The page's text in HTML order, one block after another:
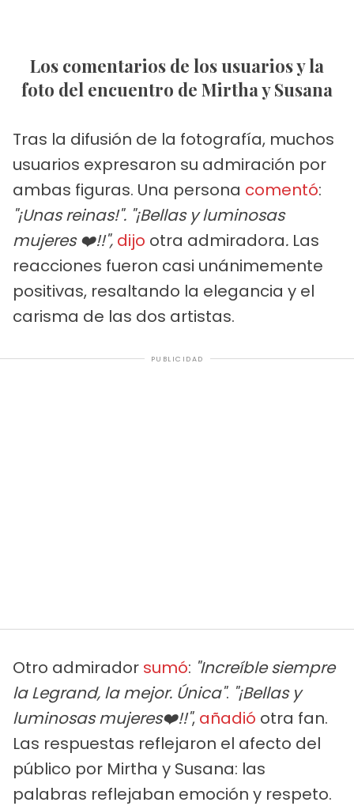
Los comentarios de los usuarios y la
foto del encuentro de Mirtha y Susana
Tras la difusión de la fotografía, muchos
usuarios expresaron su admiración por
ambas figuras. Una persona comentó:
"¡Unas reinas!". "¡Bellas y luminosas
mujeres ❤️!!", dijo otra admiradora. Las
reacciones fueron casi unánimemente
positivas, resaltando la elegancia y el
carisma de las dos artistas.
PUBLICIDAD
Otro admirador sumó: "Increíble siempre
la Legrand, la mejor. Única". "¡Bellas y
luminosas mujeres❤️!!", añadió otra fan.
Las respuestas reflejaron el afecto del
público por Mirtha y Susana: las
palabras reflejaban emoción y respeto.